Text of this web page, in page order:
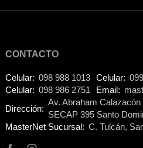
Cables
Cables
(265)
Cables,
CONTACTO
Celular: 098 988 1013 Celular:
Celular: 098 986 2751 Email:
Dirección:
Av. Abraham
SECAP 395 Santo
MasterNet Sucursal: C. Tulcán,